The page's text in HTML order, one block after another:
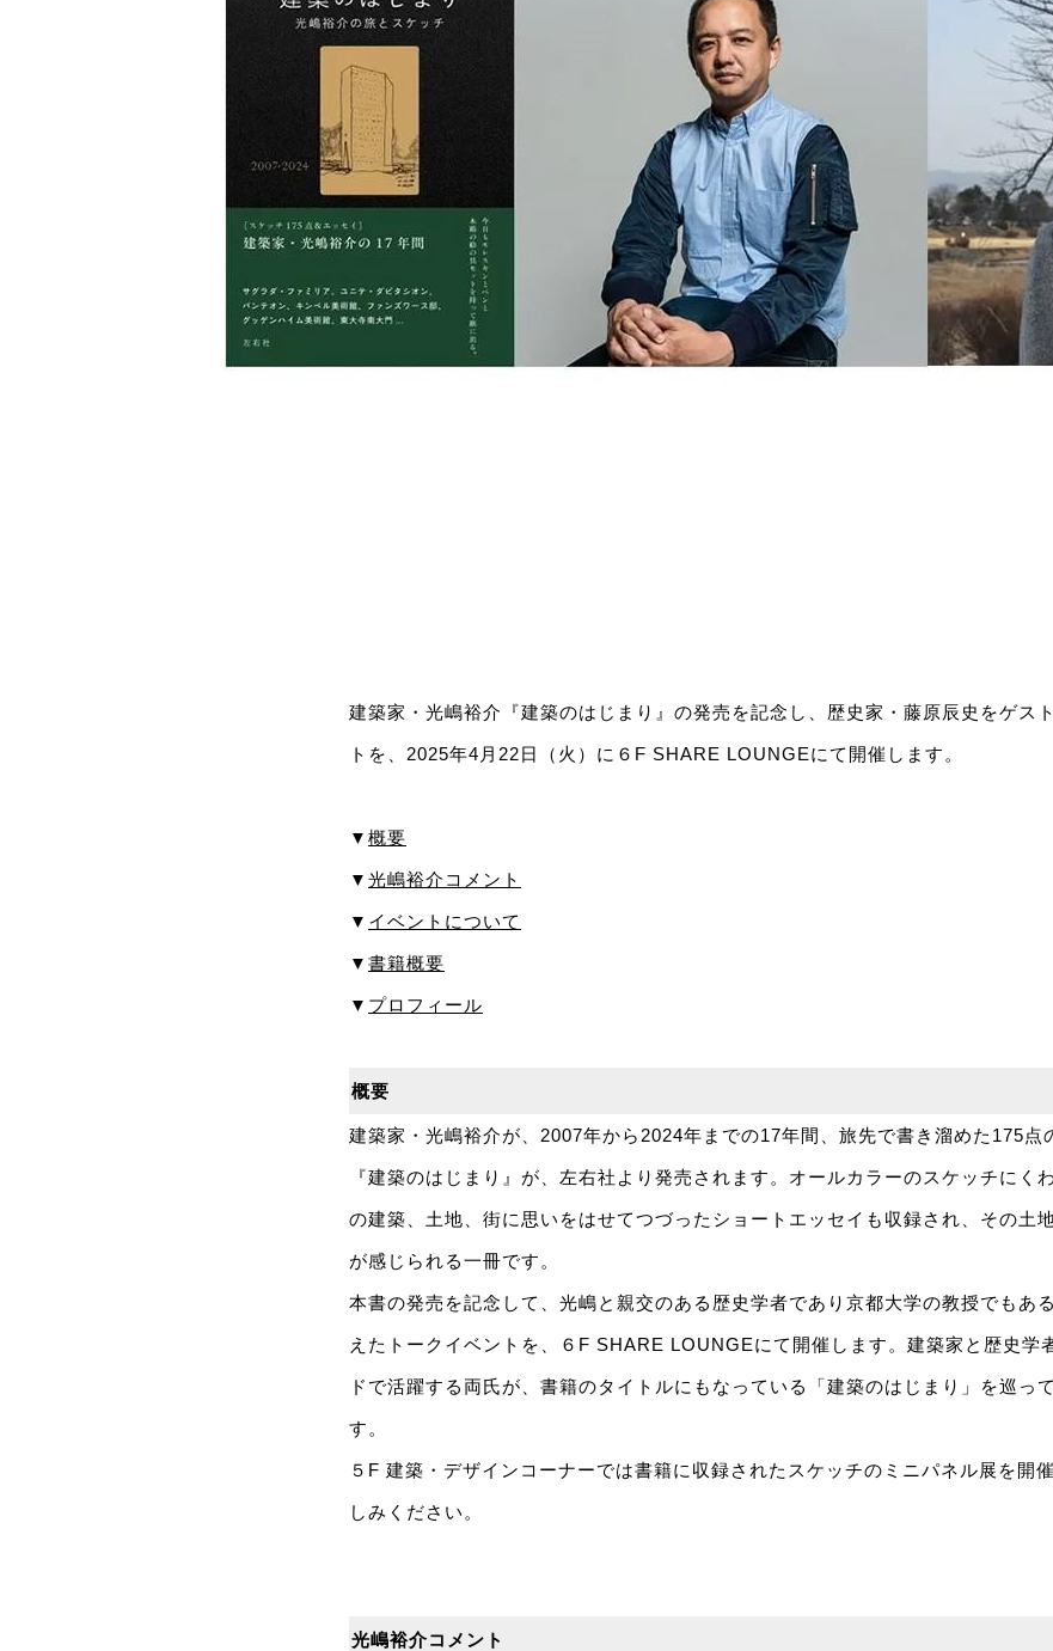
建築家・光嶋裕介『建築のはじまり』の発売を記念し、歴史家・藤原辰史をゲス
トを、2025年4月22日（火）に６F SHARE LOUNGEにて開催します。
▼ 概要
▼ 光嶋裕介コメント
▼ イベントについて
▼ 書籍概要
▼ プロフィール
概要
建築家・光嶋裕介が、2007年から2024年までの17年間、旅先で書き溜めた175点
『建築のはじまり』が、左右社より発売されます。オールカラーのスケッチにく
の建築、土地、街に思いをはせてつづったショートエッセイも収録され、その土
が感じられる一冊です。
本書の発売を記念して、光嶋と親交のある歴史学者であり京都大学の教授でもあ
えたトークイベントを、６F SHARE LOUNGEにて開催します。建築家と歴史学
ドで活躍する両氏が、書籍のタイトルにもなっている「建築のはじまり」を巡っ
す。
５F 建築・デザインコーナーでは書籍に収録されたスケッチのミニパネル展を開
しみください。
光嶋裕介コメント